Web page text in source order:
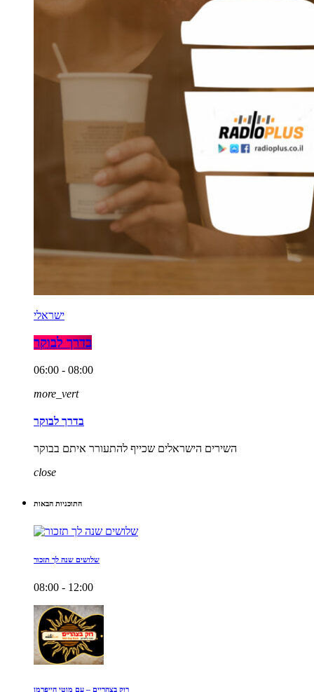
ישראלי
בדרך לבוקר
06:00 - 08:00
more_vert
בדרך לבוקר
השירים הישראלים שכייף להתעורר איתם בבוקר
close
התוכניות הבאות
שלושים שנה לך תזכור
08:00 - 12:00
רוק בצהריים – עם מוטי הייפרמן